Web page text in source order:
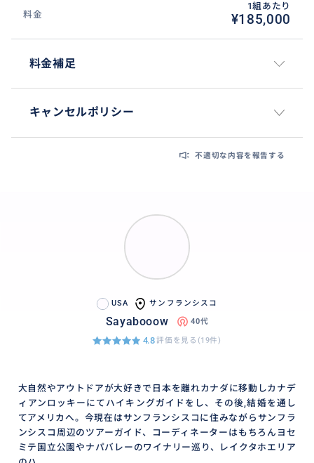
料金
1組あたり
¥185,000
料金補足
キャンセルポリシー
不適切な内容を報告する
USA サンフランシスコ
Sayabooow 40代
4.8評価を見る(19件)
大自然やアウトドアが大好きで日本を離れカナダに移動しカナデ
ィアンロッキーにてハイキングガイドをし、その後,結婚を通し
てアメリカへ。今現在はサンフランシスコに住みながらサンフラ
ンシスコ周辺のツアーガイド、コーディネーターはもちろんヨセ
ミテ国立公園やナパバレーのワイナリー巡り、レイクタホエリア